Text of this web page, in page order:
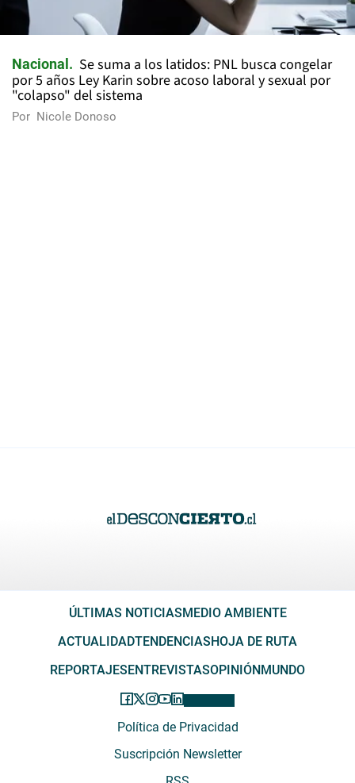
Nacional
Se suma a los latidos: PNL busca congelar
por 5 años Ley Karin sobre acoso laboral y sexual por
"colapso" del sistema
Por Nicole Donoso
ÚLTIMAS NOTICIAS MEDIO AMBIENTE
ACTUALIDADTENDENCIAS HOJA DE RUTA
REPORTAJES ENTREVISTASOPINIÓN MUNDO
Política de Privacidad
Suscripción Newsletter